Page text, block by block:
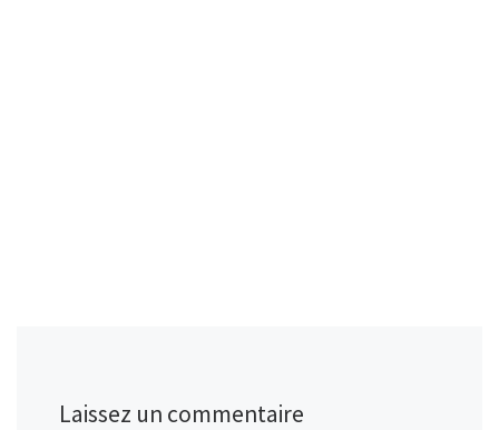
Laissez un commentaire